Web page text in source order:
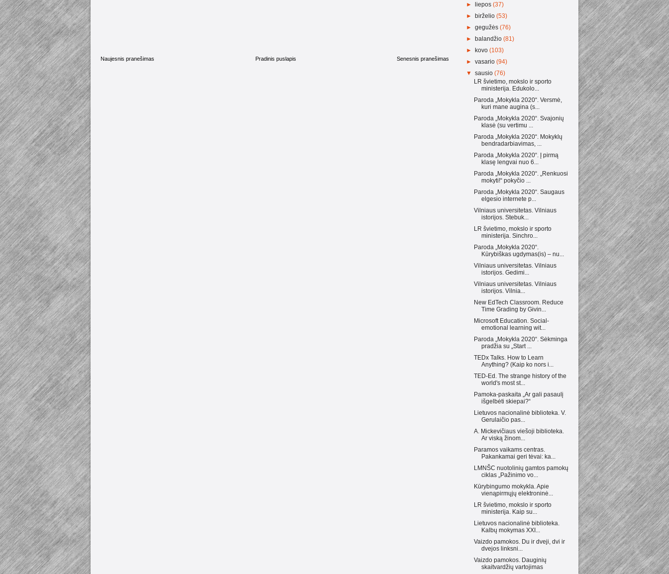
Naujesnis pranešimas Pradinis puslapis Senesnis pranešimas
►liepos(37)
►birželio(53)
►gegužės(76)
►balandžio(81)
►kovo(103)
►vasario(94)
▼sausio(76)
LR švietimo, mokslo ir sporto
ministerija. Edukolo...
Paroda „Mokykla 2020“. Versmė,
kuri mane augina (s...
Paroda „Mokykla 2020“. Svajonių
klasė (su vertimu ...
Paroda „Mokykla 2020“. Mokyklų
bendradarbiavimas, ...
Paroda „Mokykla 2020“. Į pirmą
klasę lengvai nuo 6...
Paroda „Mokykla 2020“. „Renkuosi
mokyti!“ pokyčio ...
Paroda „Mokykla 2020“. Saugaus
elgesio internete p...
Vilniaus universitetas. Vilniaus
istorijos. Stebuk...
LR švietimo, mokslo ir sporto
ministerija. Sinchro...
Paroda „Mokykla 2020“.
Kūrybiškas ugdymas(is) – nu...
Vilniaus universitetas. Vilniaus
istorijos. Gedimi...
Vilniaus universitetas. Vilniaus
istorijos. Vilnia...
New EdTech Classroom. Reduce
Time Grading by Givin...
Microsoft Education. Social-
emotional learning wit...
Paroda „Mokykla 2020“. Sėkminga
pradžia su „Start ...
TEDx Talks. How to Learn
Anything? (Kaip ko nors i...
TED-Ed. The strange history of the
world's most st...
Pamoka-paskaita „Ar gali pasaulį
išgelbėti skiepai?“
Lietuvos nacionalinė biblioteka. V.
Gerulaičio pas...
A. Mickevičiaus viešoji biblioteka.
Ar viską žinom...
Paramos vaikams centras.
Pakankamai geri tėvai: ka...
LMNŠC nuotolinių gamtos pamokų
ciklas „Pažinimo vo...
Kūrybingumo mokykla. Apie
vienąpirmųjų elektroninė...
LR švietimo, mokslo ir sporto
ministerija. Kaip su...
Lietuvos nacionalinė biblioteka.
Kalbų mokymas XXI...
Vaizdo pamokos. Du ir dveji, dvi ir
dvejos linksni...
Vaizdo pamokos. Dauginių
skaitvardžių vartojimas